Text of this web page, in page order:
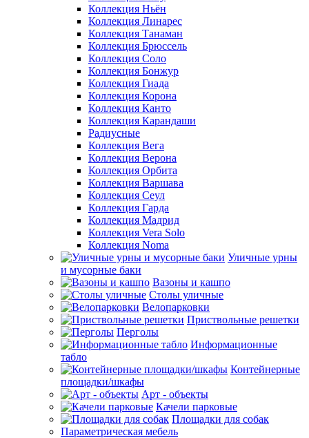
Коллекция Ньён
Коллекция Линарес
Коллекция Танаман
Коллекция Брюссель
Коллекция Соло
Коллекция Бонжур
Коллекция Гиада
Коллекция Корона
Коллекция Канто
Коллекция Карандаши
Радиусные
Коллекция Вега
Коллекция Верона
Коллекция Орбита
Коллекция Варшава
Коллекция Сеул
Коллекция Гарда
Коллекция Мадрид
Коллекция Vera Solo
Коллекция Noma
Уличные урны
и мусорные баки
Вазоны и кашпо
Столы уличные
Велопарковки
Приствольные решетки
Перголы
Информационные
табло
Контейнерные
площадки/шкафы
Арт - объекты
Качели парковые
Площадки для собак
Параметрическая мебель